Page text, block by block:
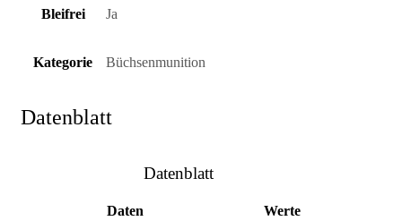
Bleifrei Ja
Kategorie Büchsenmunition
Datenblatt
Datenblatt
Daten
Werte